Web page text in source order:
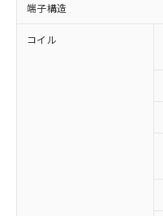
端子構造
コイル